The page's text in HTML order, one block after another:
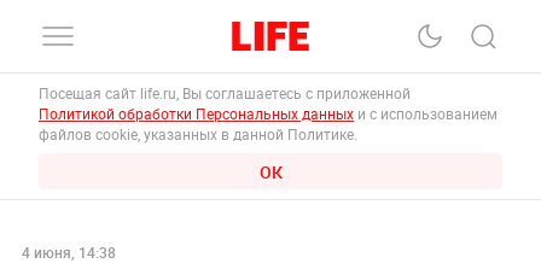
Посещая сайт life.ru, Вы соглашаетесь с приложенной
Политикой обработки Персональных данных и с использованием
файлов cookie, указанных в данной Политике.
ОК
4 июня, 14:38